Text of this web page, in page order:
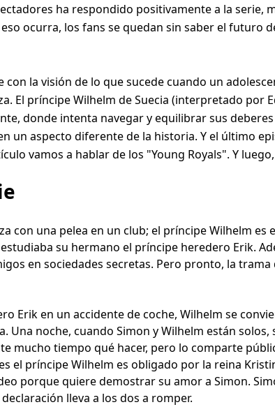
ha respondido positivamente a la serie,
ocurra, los fans se quedan sin saber el futuro
con la visión de lo que sucede cuando un
El príncipe Wilhelm de Suecia (interpretado por
donde intenta navegar y equilibrar sus
un aspecto diferente de la historia. Y el último
vamos a hablar de los "Young Royals". Y
con una pelea en un club; el príncipe Wilhelm
su hermano el príncipe heredero Erik.
en sociedades secretas. Pero pronto, la
Erik en un accidente de coche, Wilhelm se
Una noche, cuando Simon y Wilhelm están
mucho tiempo qué hacer, pero lo comparte
el príncipe Wilhelm es obligado por la reina
porque quiere demostrar su amor a Simon.
lleva a los dos a romper.